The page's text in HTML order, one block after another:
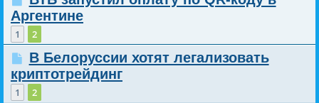
Аргентине
1 2
В Белоруссии хотят легализовать
криптотрейдинг
1 2